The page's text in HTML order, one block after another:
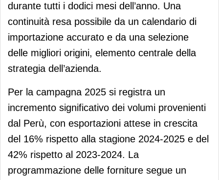
durante tutti i dodici mesi dell’anno. Una
continuità resa possibile da un calendario di
importazione accurato e da una selezione
delle migliori origini, elemento centrale della
strategia dell’azienda.
Per la campagna 2025 si registra un
incremento significativo dei volumi provenienti
dal Perù, con esportazioni attese in crescita
del 16% rispetto alla stagione 2024-2025 e del
42% rispetto al 2023-2024. La
programmazione delle forniture segue un